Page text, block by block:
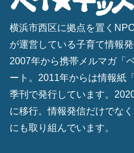
横浜市西区に拠点を置く
が運営している子育て情報発
2007年から携帯メルマガ「
ート。2011年からは情報紙
季刊で発行しています。
に移行。情報発信だけでな
にも取り組んでいます。